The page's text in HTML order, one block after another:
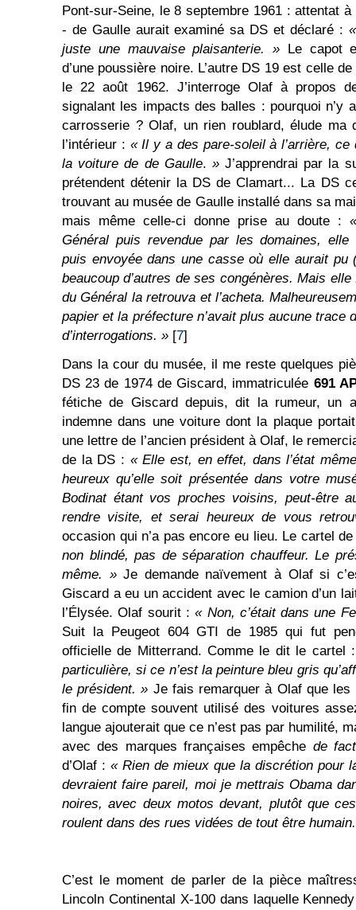
Pont-sur-Seine, le 8 septembre 1961 : attentat à
- de Gaulle aurait examiné sa DS et déclaré :
juste une mauvaise plaisanterie. » Le capot
d’une poussière noire. L’autre DS 19 est celle
le 22 août 1962. J’interroge Olaf à propos
signalant les impacts des balles : pourquoi n’y
carrosserie ? Olaf, un rien roublard, élude ma
l’intérieur : « Il y a des pare-soleil à l’arrière, ce
la voiture de de Gaulle. »J’apprendrai par la
prétendent détenir la DS de Clamart... La DS
trouvant au musée de Gaulle installé dans sa
mais même celle-ci donne prise au doute :
Général puis revendue par les domaines, elle
puis envoyée dans une casse où elle aurait pu
beaucoup d’autres de ses congénères. Mais
du Général la retrouva et l’acheta.
papier et la préfecture n’avait plus aucune trace
d’interrogations. » [7]
Dans la cour du musée, il me reste quelques
DS 23 de 1974 de Giscard, immatriculée 691
fétiche de Giscard depuis, dit la rumeur, un
indemne dans une voiture dont la plaque
une lettre de l’ancien président à Olaf, le
de la DS : « Elle est, en effet, dans l’état
heureux qu’elle soit présentée dans votre
Bodinat étant vos proches voisins, peut-être
rendre visite, et serai heureux de vous
occasion qui n’a pas encore eu lieu. Le cartel
non blindé, pas de séparation chauffeur. Le
même. »Je demande naïvement à Olaf si
Giscard a eu un accident avec le camion d’un
l’Élysée. Olaf sourit :« Non, c’était dans une
Suit la Peugeot 604 GTI de 1985 qui fut
officielle de Mitterrand. Comme le dit le cartel
particulière, si ce n’est la peinture bleu gris
le président. » Je fais remarquer à Olaf que
fin de compte souvent utilisé des voitures
langue ajouterait que ce n’est pas par humilité,
avec des marques françaises empêche de
d’Olaf : « Rien de mieux que la discrétion pour
devraient faire pareil, moi je mettrais Obama
noires, avec deux motos devant, plutôt que
roulent dans des rues vidées de tout être
C’est le moment de parler de la pièce
Lincoln Continental X-100 dans laquelle